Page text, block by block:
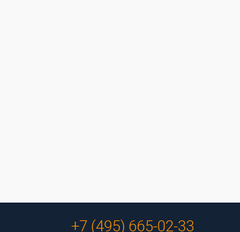
+7 (495) 665-02-33